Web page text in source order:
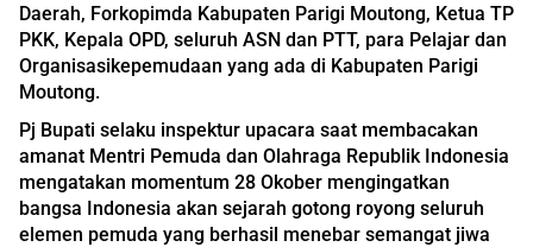
Daerah, Forkopimda Kabupaten Parigi Moutong, Ketua TP
PKK, Kepala OPD, seluruh ASN dan PTT, para Pelajar dan
Organisasikepemudaan yang ada di Kabupaten Parigi
Moutong.
Pj Bupati selaku inspektur upacara saat membacakan
amanat Mentri Pemuda dan Olahraga Republik Indonesia
mengatakan momentum 28 Okober mengingatkan
bangsa Indonesia akan sejarah gotong royong seluruh
elemen pemuda yang berhasil menebar semangat jiwa